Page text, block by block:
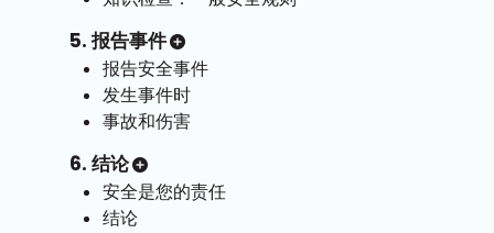
5. 报告事件
报告安全事件
发生事件时
事故和伤害
6. 结论
安全是您的责任
结论